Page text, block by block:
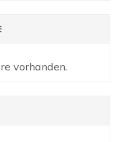
vorhanden.